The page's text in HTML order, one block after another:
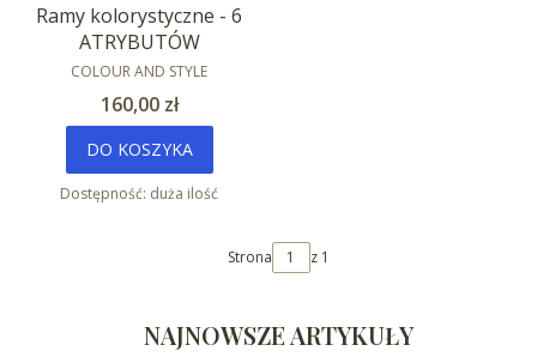
Ramy kolorystyczne - 6
ATRYBUTÓW
PRODUCENT
COLOUR AND STYLE
Cena
160,00 zł
DO KOSZYKA
Dostępność: duża ilość
Strona z 1
NAJNOWSZE ARTYKUŁY